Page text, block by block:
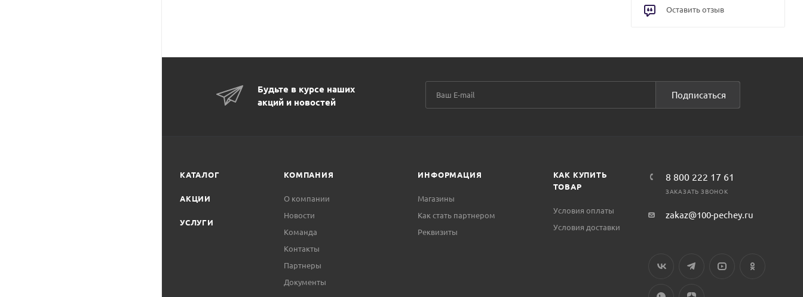
Оставить отзыв
Будьте в курсе наших
акций и новостей
Подписаться
КАТАЛОГ
АКЦИИ
УСЛУГИ
КОМПАНИЯ
О компании
Новости
Команда
Контакты
Партнеры
Документы
ИНФОРМАЦИЯ
Магазины
Как стать партнером
Реквизиты
КАК КУПИТЬ
ТОВАР
Условия оплаты
Условия доставки
8 800 222 17 61
ЗАКАЗАТЬ ЗВОНОК
zakaz@100-pechey.ru